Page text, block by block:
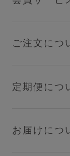
洗濯方法
ご注文につ
定期便につ
お届けにつ